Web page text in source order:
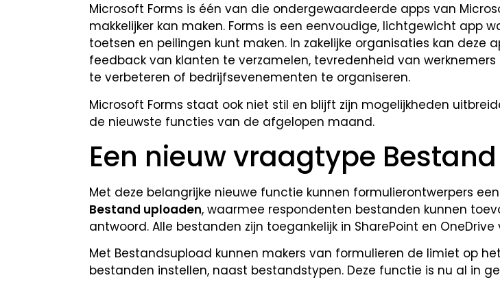
Microsoft Forms is één van die ondergewaardeerde apps van
makkelijker kan maken. Forms is een eenvoudige, lichtgewicht app
toetsen en peilingen kunt maken. In zakelijke organisaties kan deze
feedback van klanten te verzamelen, tevredenheid van
te verbeteren of bedrijfsevenementen te organiseren.
Microsoft Forms staat ook niet stil en blijft zijn mogelijkheden
de nieuwste functies van de afgelopen maand.
Een nieuw vraagtype
Met deze belangrijke nieuwe functie kunnen formulierontwerpers
Bestand uploaden, waarmee respondenten bestanden kunnen
antwoord. Alle bestanden zijn toegankelijk in SharePoint en OneDrive
Met Bestandsupload kunnen makers van formulieren de limiet op
bestanden instellen, naast bestandstypen. Deze functie is nu al in